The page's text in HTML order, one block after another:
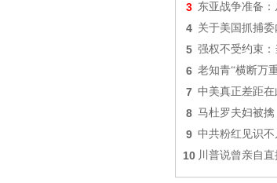
3 东亚战争准备
4 关于美国抓捕
5 强权不受约束：
6 老知青“横断万
7 中美真正差距在
8 马杜罗夫妇被
9 中共粉红见识不
10 川普说曾亲自